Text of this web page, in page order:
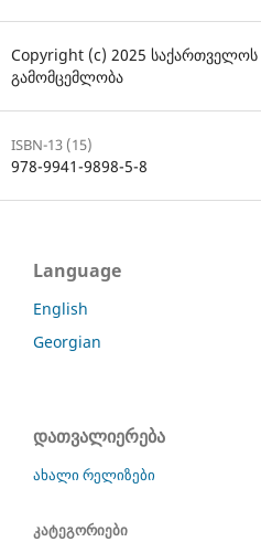
Copyright (c) 2025 საქართველოს
გამომცემლობა
ISBN-13 (15)
978-9941-9898-5-8
Language
English
Georgian
დათვალიერება
ახალი რელიზები
კატეგორიები